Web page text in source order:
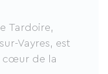
Tardoire,
Vayres, est
cœur de la